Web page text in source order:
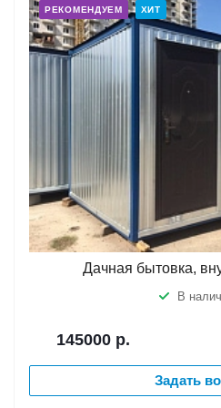
РЕКОМЕНДУЕМ ХИТ
Дачная бытовка,
В
145000 р.
Задать